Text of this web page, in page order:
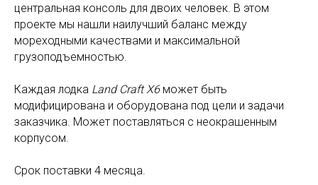
центральная консоль для двоих человек. В этом
проекте мы нашли наилучший баланс между
мореходными качествами и максимальной
грузоподъемностью.
Каждая лодка Land Craft Х6может быть
модифицирована и оборудована под цели и задачи
заказчика. Может поставляться с неокрашенным
корпусом.
Срок поставки 4 месяца.